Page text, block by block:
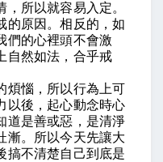
所以就容易入定。
的原因。相反的，如
們的心裡頭不會激
自然如法，合乎戒
煩惱，所以行為上可
以後，起心動念時心
道是善或惡，是清淨
漸。所以今天先讓大
搞不清楚自己到底是